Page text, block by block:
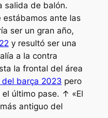
salida de balón.
estábamos ante las
ser un gran año,
y resultó ser una
a la contra
la frontal del área
barça 2023 pero
último pase. ↑ «El
antiguo del